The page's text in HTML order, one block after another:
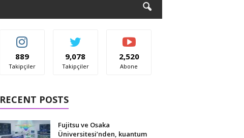
889
Takipçiler
9,078
Takipçiler
2,520
Abone
RECENT POSTS
Fujitsu ve Osaka
Üniversitesi’nden, kuantum